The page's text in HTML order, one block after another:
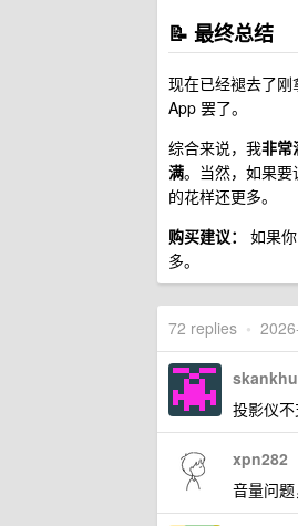
📝 最终总结
现在已经褪去了
App 罢了。
综合来说，我非常
满。当然，如果
的花样还更多。
购买建议：
如果
多。
72 replies •
投影仪
xpn282
音量问